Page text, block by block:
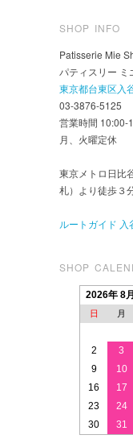
SHOP INFO
Patisserie Mie
パティスリー ミ
東京都台東区入
03-3876-5125
営業時間 10:00-
月、火曜定休
東京メトロ日比
札）より徒歩３
ルートガイド
SHOP
2026年 8月
日 月
2
3
9
10
16
17
23
24
30
31